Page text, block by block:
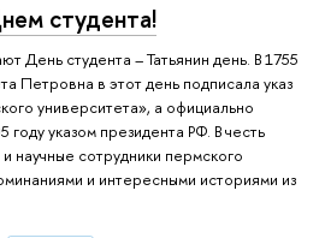
студента!
День студента – Татьянин день. В 1755
Петровна в этот день подписала указ
университета», а официально
году указом президента РФ. В честь
научные сотрудники пермского
и интересными историями из